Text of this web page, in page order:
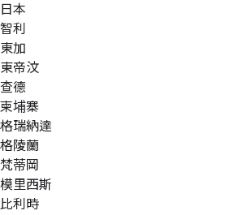
日本
智利
東加
東帝汶
查德
柬埔寨
格瑞納達
格陵蘭
梵蒂岡
模里西斯
比利時